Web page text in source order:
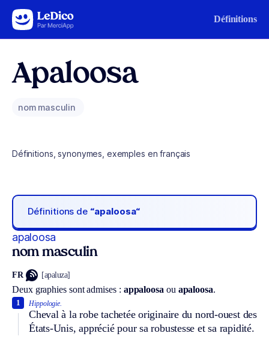
Aller au contenu Définitions
Apaloosa
nom masculin
Définitions, synonymes, exemples en français
Définitions de “apaloosa“
apaloosa
nom masculin
FR [apaluza]
Deux graphies sont admises : appaloosa ou apaloosa.
Hippologie.
Cheval à la robe tachetée originaire du nord-ouest des
États-Unis, apprécié pour sa robustesse et sa rapidité.
1